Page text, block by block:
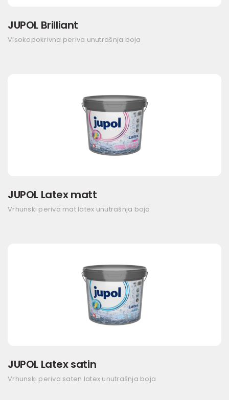
JUPOL Brilliant
Visokopokrivna periva unutrašnja boja
JUPOL Latex matt
Vrhunski periva mat latex unutrašnja boja
JUPOL Latex satin
Vrhunski periva saten latex unutrašnja boja